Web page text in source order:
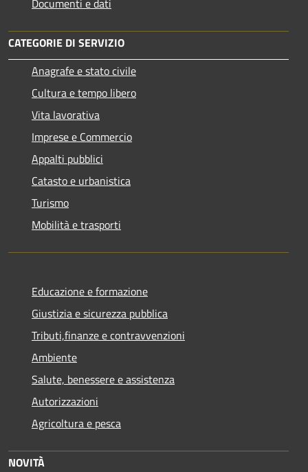
Documenti e dati
CATEGORIE DI SERVIZIO
Anagrafe e stato civile
Cultura e tempo libero
Vita lavorativa
Imprese e Commercio
Appalti pubblici
Catasto e urbanistica
Turismo
Mobilità e trasporti
Educazione e formazione
Giustizia e sicurezza pubblica
Tributi,finanze e contravvenzioni
Ambiente
Salute, benessere e assistenza
Autorizzazioni
Agricoltura e pesca
NOVITÀ